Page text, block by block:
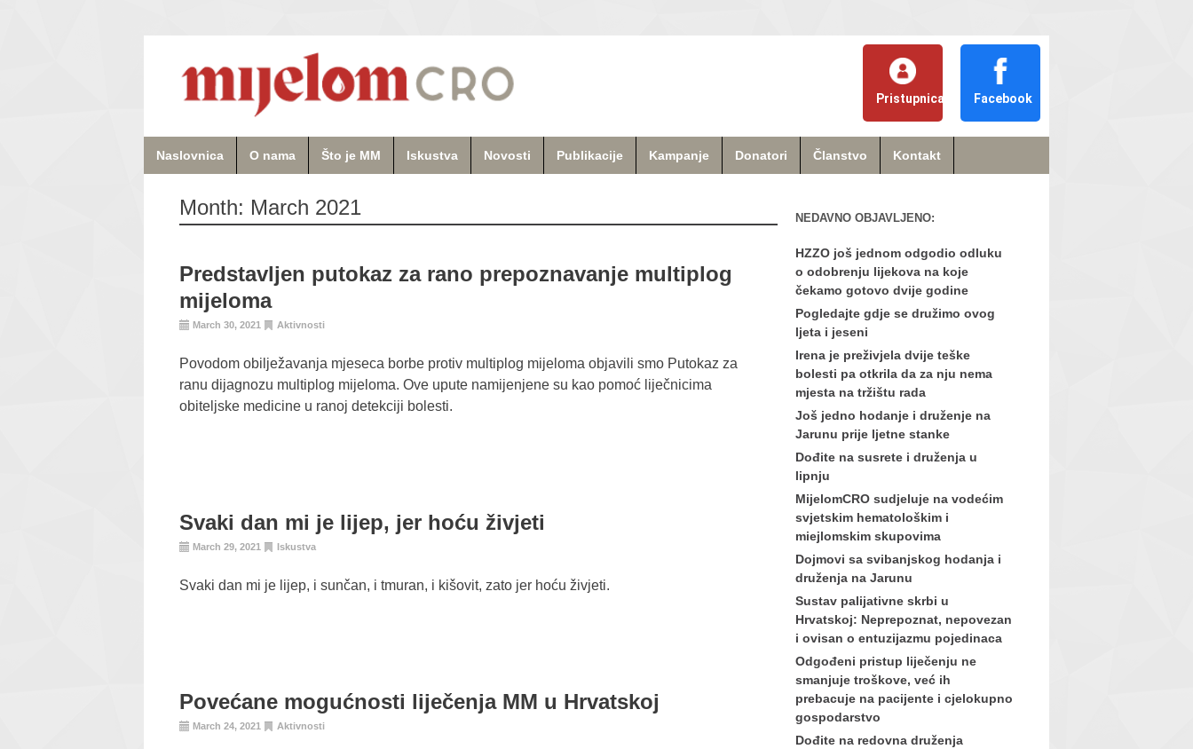
Pristupnica Facebook
Naslovnica O nama Što je MM Iskustva Novosti Publikacije Kampanje Donatori Članstvo Kontakt
Month: March 2021
Predstavljen putokaz za rano prepoznavanje multiplog
mijeloma
March 30, 2021 Aktivnosti
Povodom obilježavanja mjeseca borbe protiv multiplog mijeloma objavili smo Putokaz za
ranu dijagnozu multiplog mijeloma. Ove upute namijenjene su kao pomoć liječnicima
obiteljske medicine u ranoj detekciji bolesti.
Svaki dan mi je lijep, jer hoću živjeti
March 29, 2021 Iskustva
Svaki dan mi je lijep, i sunčan, i tmuran, i kišovit, zato jer hoću živjeti.
Povećane mogućnosti liječenja MM u Hrvatskoj
March 24, 2021 Aktivnosti
NEDAVNO OBJAVLJENO:
HZZO još jednom odgodio odluku
o odobrenju lijekova na koje
čekamo gotovo dvije godine
Pogledajte gdje se družimo ovog
ljeta i jeseni
Irena je preživjela dvije teške
bolesti pa otkrila da za nju nema
mjesta na tržištu rada
Još jedno hodanje i druženje na
Jarunu prije ljetne stanke
Dođite na susrete i druženja u
lipnju
MijelomCRO sudjeluje na vodećim
svjetskim hematološkim i
miejlomskim skupovima
Dojmovi sa svibanjskog hodanja i
druženja na Jarunu
Sustav palijativne skrbi u
Hrvatskoj: Neprepoznat, nepovezan
i ovisan o entuzijazmu pojedinaca
Odgođeni pristup liječenju ne
smanjuje troškove, već ih
prebacuje na pacijente i cjelokupno
gospodarstvo
Dođite na redovna druženja